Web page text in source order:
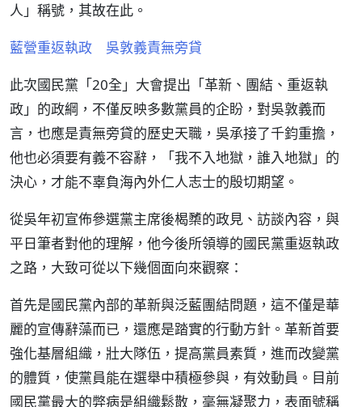
人」稱號，其故在此。
藍營重返執政 吳敦義責無旁貸
此次國民黨「20全」大會提出「革新、團結、重返執
政」的政綱，不僅反映多數黨員的企盼，對吳敦義而
言，也應是責無旁貸的歷史天職，吳承接了千鈞重擔，
他也必須要有義不容辭，「我不入地獄，誰入地獄」的
決心，才能不辜負海內外仁人志士的殷切期望。
從吳年初宣佈參選黨主席後楬櫫的政見、訪談內容，與
平日筆者對他的理解，他今後所領導的國民黨重返執政
之路，大致可從以下幾個面向來觀察：
首先是國民黨內部的革新與泛藍團結問題，這不僅是華
麗的宣傳辭藻而已，還應是踏實的行動方針。革新首要
強化基層組織，壯大隊伍，提高黨員素質，進而改變黨
的體質，使黨員能在選舉中積極參與，有效動員。目前
國民黨最大的弊病是組織鬆散，毫無凝聚力，表面號稱